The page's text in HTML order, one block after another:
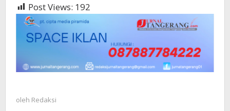
Post Views: 192
oleh Redaksi